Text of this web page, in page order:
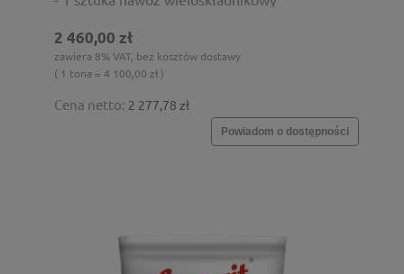
2 460,00 zł
zawiera 8% VAT, bez kosztów dostawy
( 1 tona = 4 100,00 zł )
Cena netto: 2 277,78 zł
Powiadom o dostępności